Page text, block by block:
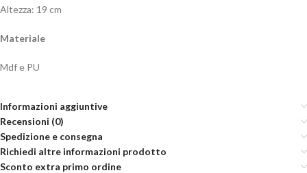
Altezza: 19 cm
Materiale
Mdf e PU
Informazioni aggiuntive
Recensioni (0)
Spedizione e consegna
Richiedi altre informazioni prodotto
Sconto extra primo ordine